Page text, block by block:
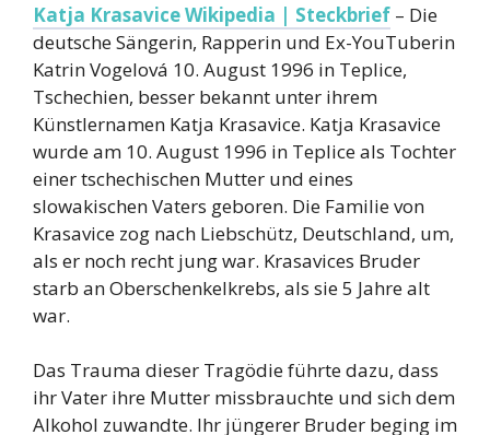
Katja Krasavice Wikipedia | Steckbrief – Die
deutsche Sängerin, Rapperin und Ex-YouTuberin
Katrin Vogelová 10. August 1996 in Teplice,
Tschechien, besser bekannt unter ihrem
Künstlernamen Katja Krasavice. Katja Krasavice
wurde am 10. August 1996 in Teplice als Tochter
einer tschechischen Mutter und eines
slowakischen Vaters geboren. Die Familie von
Krasavice zog nach Liebschütz, Deutschland, um,
als er noch recht jung war. Krasavices Bruder
starb an Oberschenkelkrebs, als sie 5 Jahre alt
war.
Das Trauma dieser Tragödie führte dazu, dass
ihr Vater ihre Mutter missbrauchte und sich dem
Alkohol zuwandte. Ihr jüngerer Bruder beging im